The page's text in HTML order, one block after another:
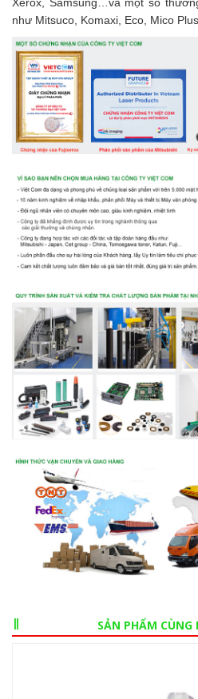
như Mitsuco, Komaxi, Eco, Mico Plus.
SẢN PHẨM CÙNG